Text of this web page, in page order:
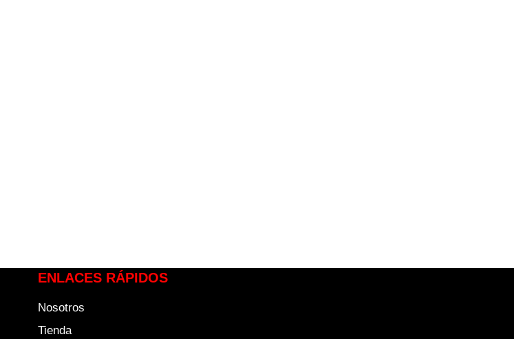
ENLACES RÁPIDOS
Nosotros
Tienda